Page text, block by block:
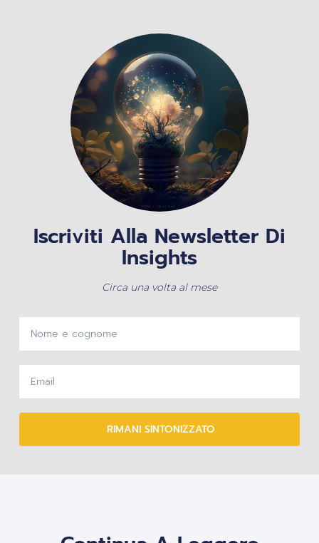
Iscriviti Alla Newsletter Di
Insights
Circa una volta al mese
RIMANI SINTONIZZATO